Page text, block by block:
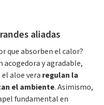
aliadas
que absorben el calor?
acogedora y agradable,
aloe vera regulan la
el ambiente. Asimismo,
fundamental en